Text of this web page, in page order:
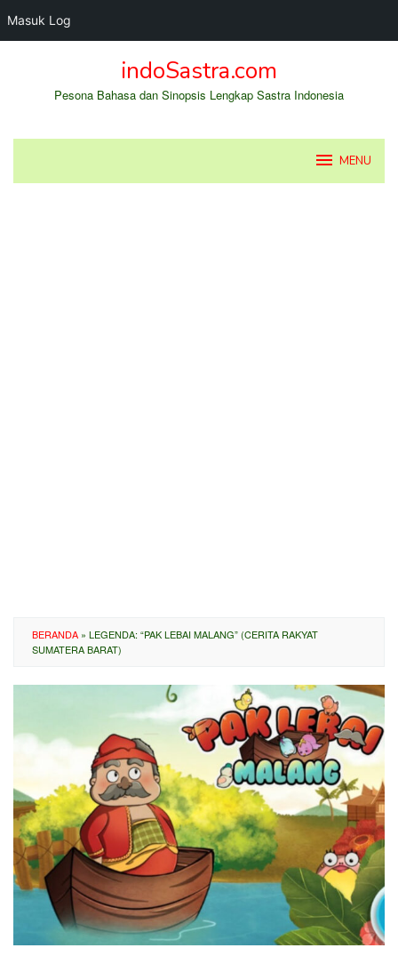
Masuk Log
indoSastra.com
Pesona Bahasa dan Sinopsis Lengkap Sastra Indonesia
MENU
BERANDA » LEGENDA: “PAK LEBAI MALANG” (CERITA RAKYAT
SUMATERA BARAT)